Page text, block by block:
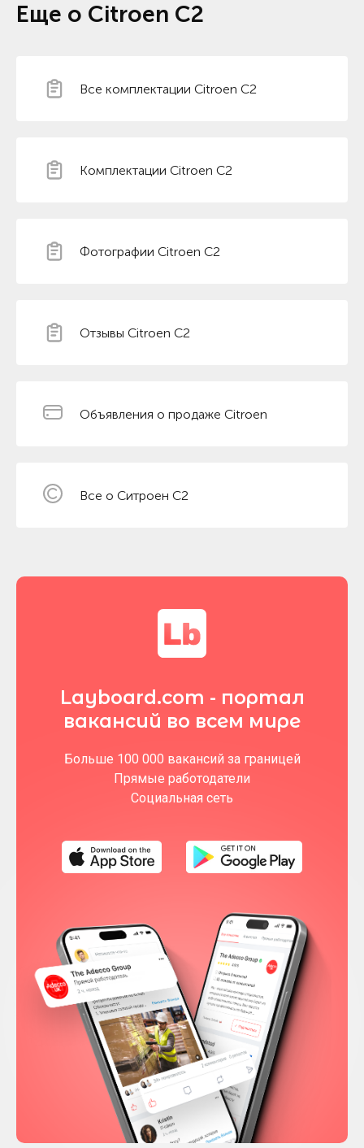
Еще о Citroen C2
Все комплектации Citroen C2
Комплектации Citroen C2
Фотографии Citroen C2
Отзывы Citroen C2
Объявления о продаже Citroen
Все о Ситроен С2
Layboard.com - портал
вакансий во всем мире
Больше 100 000 вакансий за границей
Прямые работодатели
Социальная сеть